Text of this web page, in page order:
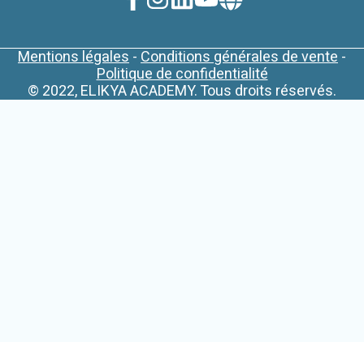
Mentions légales-Conditions générales de vente-
Politique de confidentialité
© 2022, ELIKYA ACADEMY. Tous droits réservés.